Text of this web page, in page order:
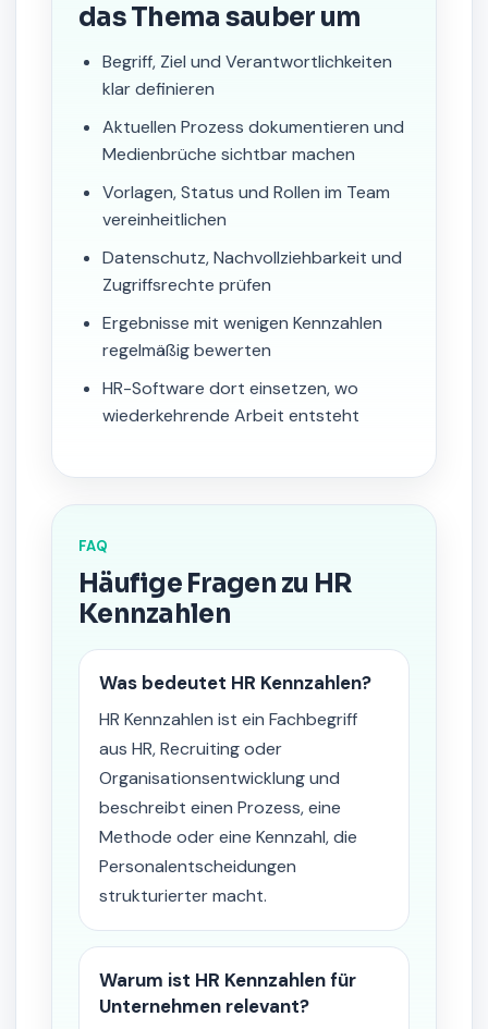
das Thema sauber um
Begriff, Ziel und Verantwortlichkeiten
klar definieren
Aktuellen Prozess dokumentieren und
Medienbrüche sichtbar machen
Vorlagen, Status und Rollen im Team
vereinheitlichen
Datenschutz, Nachvollziehbarkeit und
Zugriffsrechte prüfen
Ergebnisse mit wenigen Kennzahlen
regelmäßig bewerten
HR-Software dort einsetzen, wo
wiederkehrende Arbeit entsteht
FAQ
Häufige Fragen zu HR
Kennzahlen
Was bedeutet HR Kennzahlen?
HR Kennzahlen ist ein Fachbegriff
aus HR, Recruiting oder
Organisationsentwicklung und
beschreibt einen Prozess, eine
Methode oder eine Kennzahl, die
Personalentscheidungen
strukturierter macht.
Warum ist HR Kennzahlen für
Unternehmen relevant?